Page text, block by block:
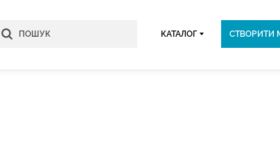
КАТАЛОГ СТВОРИТИ